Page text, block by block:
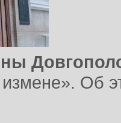
измене». Об